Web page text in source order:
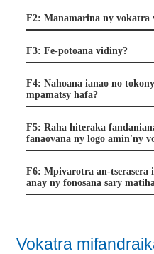
F2: Manamarina ny vokatra
F3: Fe-potoana vidiny?
F4: Nahoana ianao no
mpamatsy hafa?
F5: Raha hiteraka
fanaovana ny logo amin'ny
F6: Mpivarotra an-tserasera
anay ny fonosana sary
Vokatra